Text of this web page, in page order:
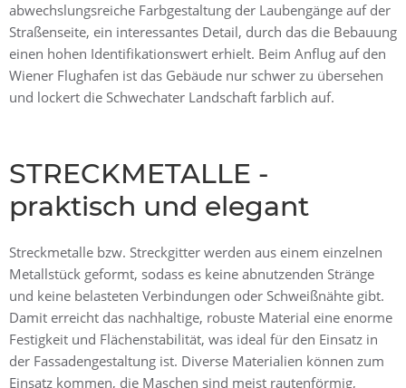
abwechslungsreiche Farbgestaltung der Laubengänge auf der
Straßenseite, ein interessantes Detail, durch das die Bebauung
einen hohen Identifikationswert erhielt. Beim Anflug auf den
Wiener Flughafen ist das Gebäude nur schwer zu übersehen
und lockert die Schwechater Landschaft farblich auf.
STRECKMETALLE -
praktisch und elegant
Streckmetalle bzw. Streckgitter werden aus einem einzelnen
Metallstück geformt, sodass es keine abnutzenden Stränge
und keine belasteten Verbindungen oder Schweißnähte gibt.
Damit erreicht das nachhaltige, robuste Material eine enorme
Festigkeit und Flächenstabilität, was ideal für den Einsatz in
der Fassadengestaltung ist. Diverse Materialien können zum
Einsatz kommen, die Maschen sind meist rautenförmig,